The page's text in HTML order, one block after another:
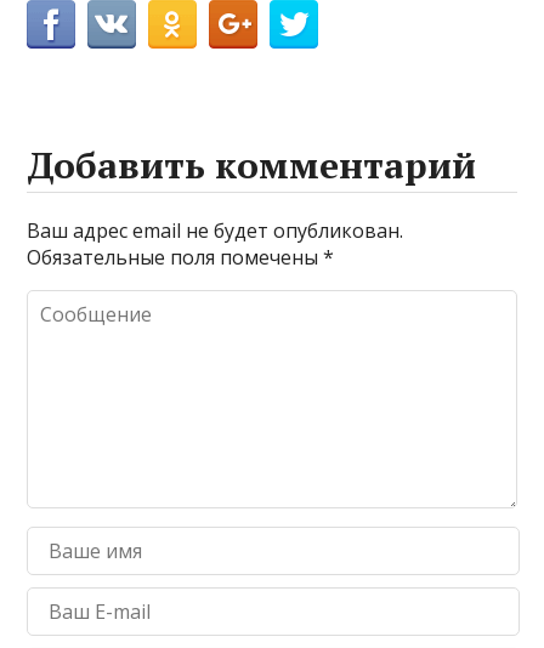
Добавить комментарий
Ваш адрес email не будет опубликован.
Обязательные поля помечены*